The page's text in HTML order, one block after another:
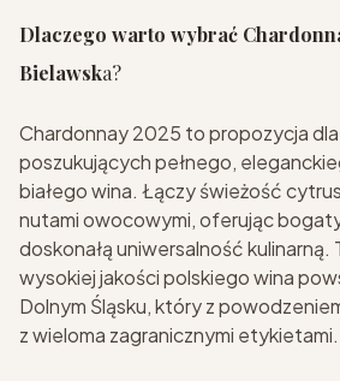
Dlaczego warto wybrać
Bielawska?
Chardonnay 2025 to propozycja
poszukujących pełnego,
białego wina. Łączy świeżość
nutami owocowymi, oferując
doskonałą uniwersalność kulinarną.
wysokiej jakości polskiego wina
Dolnym Śląsku, który z
z wieloma zagranicznymi etykietami.